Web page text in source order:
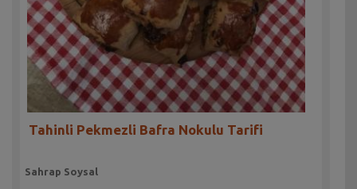
Tahinli Pekmezli Bafra Nokulu Tarifi
Sahrap Soysal